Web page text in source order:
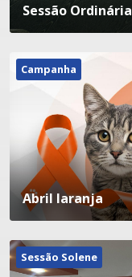
Sessão Ordinária
Campanha
Abril laranja
Sessão Solene